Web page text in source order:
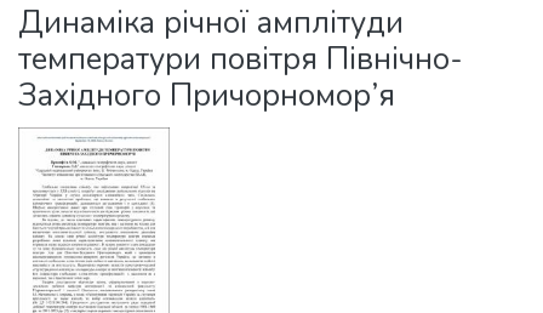
All of DSpace
Statistics
Динаміка річної амплітуди
температури повітря Північно-
Західного Причорномор’я